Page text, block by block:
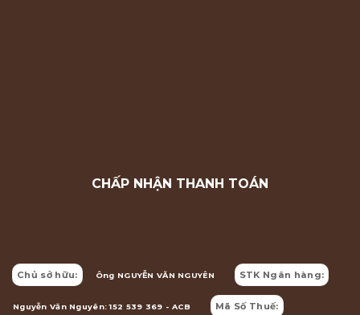
CHẤP NHẬN THANH TOÁN
Chủ sở hữu: Ông NGUYỄN VĂN NGUYÊN STK Ngân hàng:
Nguyễn Văn Nguyên: 152 539 369 - ACB Mã Số Thuế: